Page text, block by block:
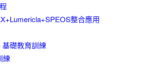
整合應用
礎教育訓練
練